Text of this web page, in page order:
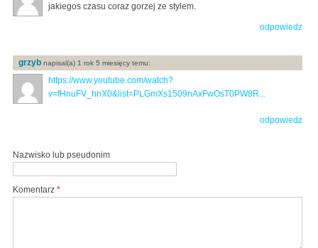
jakiegos czasu coraz gorzej ze stylem.
odpowiedz
grzyb napisal(a) 1 rok 5 miesięcy temu:
https://www.youtube.com/watch?
v=fHnuFV_hnX0&list=PLGmXs1509nAxFwOsT0PW8R...
odpowiedz
Nazwisko lub pseudonim
Komentarz *